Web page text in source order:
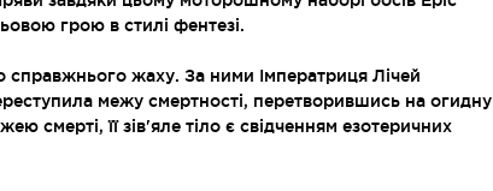
грою в стилі фентезі.
справжнього жаху. За ними Імператриця Лічей
межу смертності, перетворившись на огидну
смерті, її зів'яле тіло є свідченням езотеричних